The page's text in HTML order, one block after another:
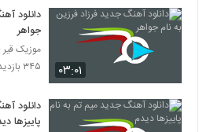
آهنگ جبرئیل از
5371
I Lajbaz
۲۰۹ بازدید
۰۳:۰۱
دانلود
جواهر
موزیک
۳۴۵ بازدید
دانلود
پاییزها